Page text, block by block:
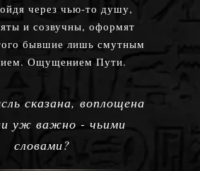
через чью-то душу,
и созвучны, оформят
бывшие лишь смутным
Ощущением Пути.
сказана, воплощена
уж важно - чьими
словами?